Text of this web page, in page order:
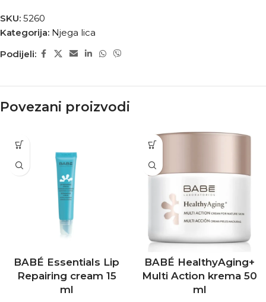
SKU: 5260
Kategorija: Njega lica
Podijeli:
Povezani proizvodi
BABÉ Essentials Lip
Repairing cream 15
ml
BABÉ HealthyAging+
Multi Action krema 50
ml